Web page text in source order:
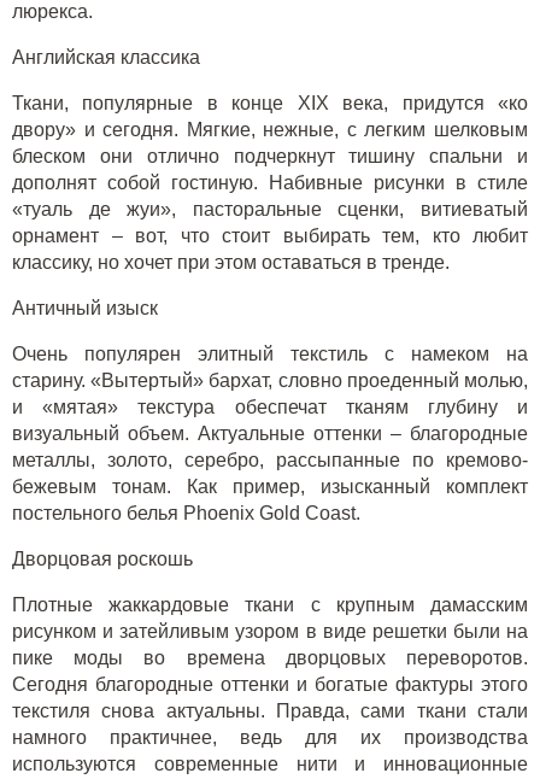
люрекса.
Английская классика
Ткани, популярные в конце XIX века, придутся «ко
двору» и сегодня. Мягкие, нежные, с легким шелковым
блеском они отлично подчеркнут тишину спальни и
дополнят собой гостиную. Набивные рисунки в стиле
«туаль де жуи», пасторальные сценки, витиеватый
орнамент – вот, что стоит выбирать тем, кто любит
классику, но хочет при этом оставаться в тренде.
Античный изыск
Очень популярен элитный текстиль с намеком на
старину. «Вытертый» бархат, словно проеденный молью,
и «мятая» текстура обеспечат тканям глубину и
визуальный объем. Актуальные оттенки – благородные
металлы, золото, серебро, рассыпанные по кремово-
бежевым тонам. Как пример, изысканный комплект
постельного белья Phoenix Gold Coast.
Дворцовая роскошь
Плотные жаккардовые ткани с крупным дамасским
рисунком и затейливым узором в виде решетки были на
пике моды во времена дворцовых переворотов.
Сегодня благородные оттенки и богатые фактуры этого
текстиля снова актуальны. Правда, сами ткани стали
намного практичнее, ведь для их производства
используются современные нити и инновационные